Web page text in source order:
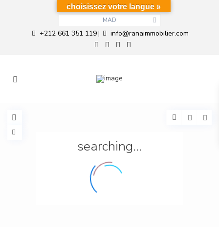
MAD
+212 661 351 119| info@ranaimmobilier.com
searching...
choisissez votre langue »